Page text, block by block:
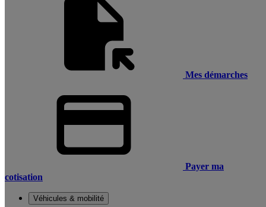
Mes démarches
Payer ma
cotisation
Véhicules & mobilité